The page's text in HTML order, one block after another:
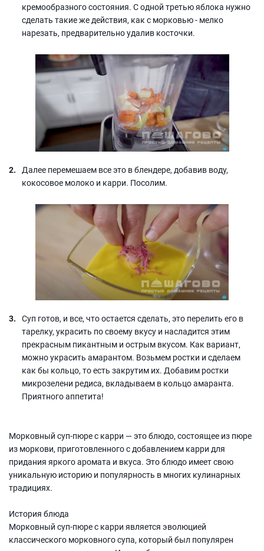
кремообразного состояния. С одной третью яблока нужно
сделать такие же действия, как с морковью - мелко
нарезать, предварительно удалив косточки.
Далее перемешаем все это в блендере, добавив воду,
кокосовое молоко и карри. Посолим.
Суп готов, и все, что остается сделать, это перелить его в
тарелку, украсить по своему вкусу и насладится этим
прекрасным пикантным и острым вкусом. Как вариант,
можно украсить амарантом. Возьмем ростки и сделаем
как бы кольцо, то есть закрутим их. Добавим ростки
микрозелени редиса, вкладываем в кольцо амаранта.
Приятного аппетита!
Морковный суп-пюре с карри — это блюдо, состоящее из пюре
из моркови, приготовленного с добавлением карри для
придания яркого аромата и вкуса. Это блюдо имеет свою
уникальную историю и популярность в многих кулинарных
традициях.
История блюда
Морковный суп-пюре с карри является эволюцией
классического морковного супа, который был популярен